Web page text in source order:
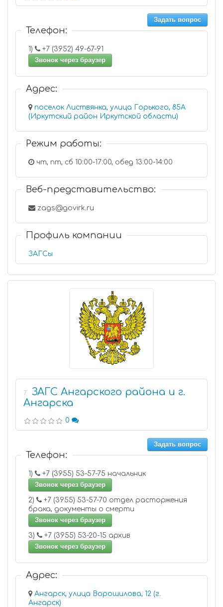
Задать вопрос
Телефон:
1)
+7 (3952) 49-67-91
Звонок через браузер
Адрес:
поселок Листвянка, улица Горького, 85А
(Иркутский район Иркутской области)
Режим работы:
чт, пт, сб 10:00-17:00, обед 13:00-14:00
Веб-представительство:
zags@govirk.ru
Профиль компании
ЗАГСы
7
ЗАГС Ангарского района и г.
Ангарска
0
Задать вопрос
Телефон:
1)
+7 (3955) 53-57-75 начальник
Звонок через браузер
2)
брака, документы о смерти
Звонок через браузер
3)
+7 (3955) 53-20-15 архив
Звонок через браузер
Адрес:
Ангарск, улица Ворошилова, 12 (г.
Ангарск)